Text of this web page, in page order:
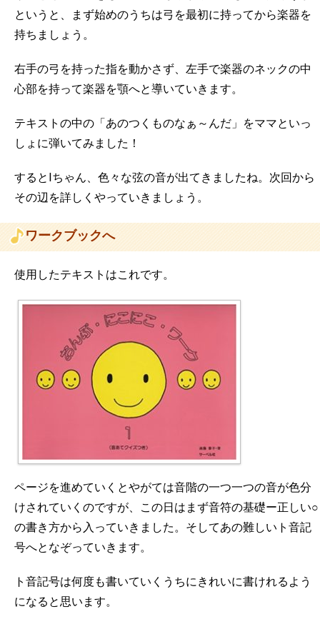
というと、まず始めのうちは弓を最初に持ってから楽器を
持ちましょう。
右手の弓を持った指を動かさず、左手で楽器のネックの中
心部を持って楽器を顎へと導いていきます。
テキストの中の「あのつくものなぁ～んだ」をママといっ
しょに弾いてみました！
するとIちゃん、色々な弦の音が出てきましたね。次回から
その辺を詳しくやっていきましょう。
ワークブックへ
使用したテキストはこれです。
ページを進めていくとやがては音階の一つ一つの音が色分
けされていくのですが、この日はまず音符の基礎ー正しい○
の書き方から入っていきました。そしてあの難しいト音記
号へとなぞっていきます。
ト音記号は何度も書いていくうちにきれいに書けれるよう
になると思います。